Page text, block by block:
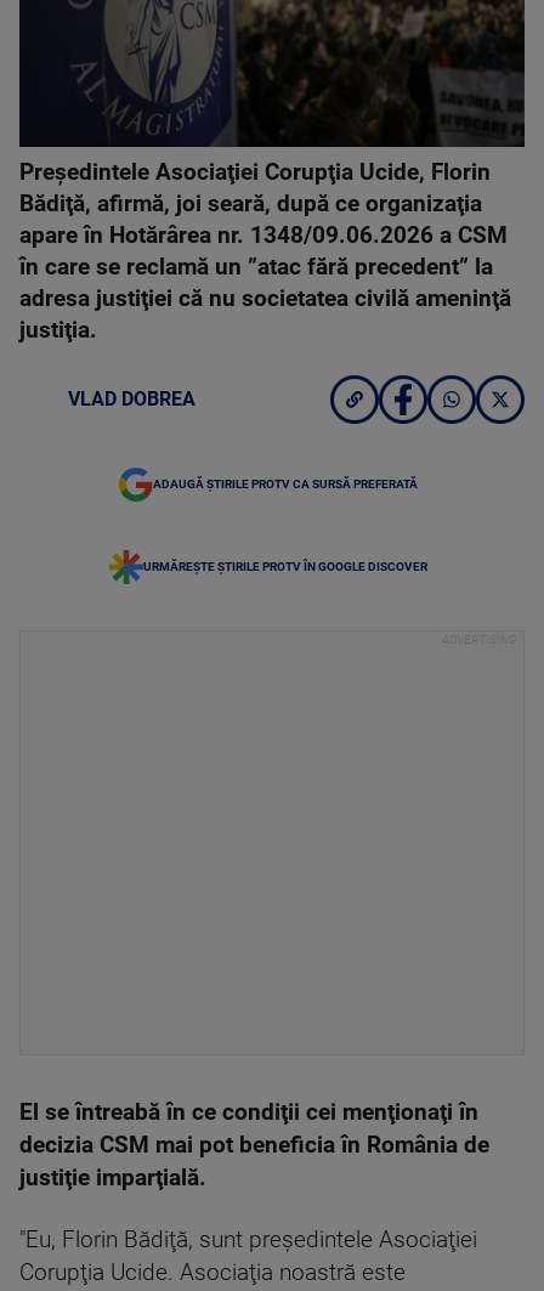
Preşedintele Asociaţiei Corupţia Ucide, Florin
Bădiţă, afirmă, joi seară, după ce organizaţia
apare în Hotărârea nr. 1348/09.06.2026 a CSM
în care se reclamă un ”atac fără precedent” la
adresa justiţiei că nu societatea civilă ameninţă
justiţia.
VLAD DOBREA
ADAUGĂ ȘTIRILE PROTV CA SURSĂ PREFERATĂ
URMĂREȘTE ȘTIRILE PROTV ÎN GOOGLE DISCOVER
El se întreabă în ce condiţii cei menţionaţi în
decizia CSM mai pot beneficia în România de
justiţie imparţială.
"Eu, Florin Bădiţă, sunt preşedintele Asociaţiei
Corupţia Ucide. Asociaţia noastră este